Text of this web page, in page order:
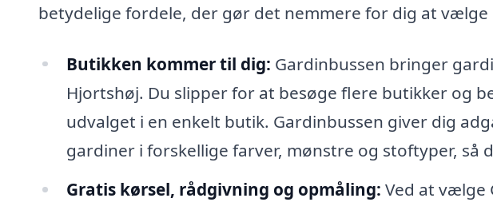
betydelige fordele, der gør det nemmere for dig at
Butikken kommer til dig: Gardinbussen bringer
Hjortshøj. Du slipper for at besøge flere butikker og
udvalget i en enkelt butik. Gardinbussen giver dig
gardiner i forskellige farver, mønstre og stoftyper, så
Gratis kørsel, rådgivning og opmåling: Ved at vælge